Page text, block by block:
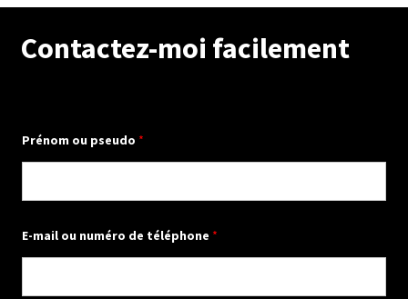
Contactez-moi facilement
Prénom ou pseudo *
E-mail ou numéro de téléphone *